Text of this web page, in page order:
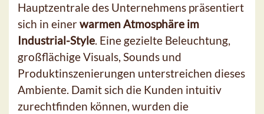
Hauptzentrale des Unternehmens präsentiert
sich in einerwarmen Atmosphäre im
Industrial-Style. Eine gezielte Beleuchtung,
großflächige Visuals, Sounds und
Produktinszenierungen unterstreichen dieses
Ambiente. Damit sich die Kunden intuitiv
zurechtfinden können, wurden die